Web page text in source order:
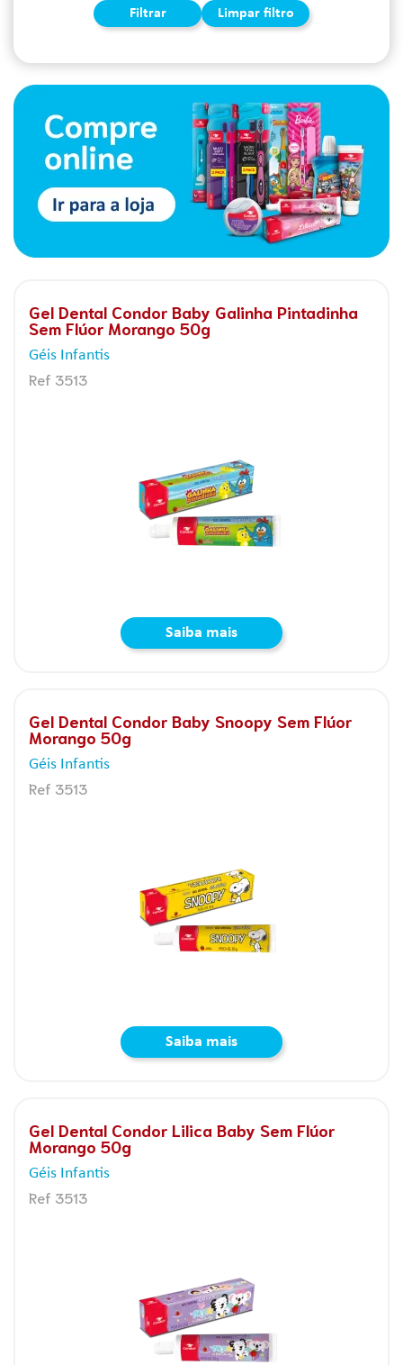
Filtrar Limpar filtro
Gel Dental Condor Baby Galinha Pintadinha
Sem Flúor Morango 50g
Géis Infantis
Ref 3513
Saiba mais
Gel Dental Condor Baby Snoopy Sem Flúor
Morango 50g
Géis Infantis
Ref 3513
Saiba mais
Gel Dental Condor Lilica Baby Sem Flúor
Morango 50g
Géis Infantis
Ref 3513